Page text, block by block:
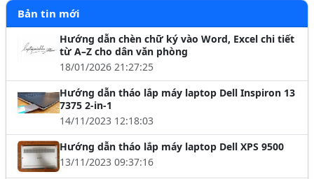
Bản tin mới
Hướng dẫn chèn chữ ký vào Word, Excel chi tiết
từ A–Z cho dân văn phòng
18/01/2026 21:27:25
Hướng dẫn tháo lắp máy laptop Dell Inspiron 13
7375 2-in-1
14/11/2023 12:18:03
Hướng dẫn tháo lắp máy laptop Dell XPS 9500
13/11/2023 09:37:16